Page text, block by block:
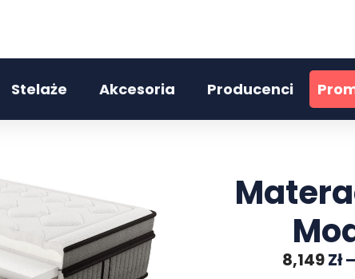
Stelaże Akcesoria Producenci
8,149Zł–